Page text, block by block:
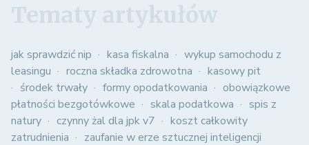
jak sprawdzić nip kasa fiskalna
wykup samochodu z
leasingu
roczna składka zdrowotna
kasowy pit
środek trwały
formy opodatkowania
obowiązkowe
płatności bezgotówkowe
skala podatkowa
spis z
natury
czynny żal dla jpk v7
koszt całkowity
zatrudnienia
zaufanie w erze sztucznej inteligencji